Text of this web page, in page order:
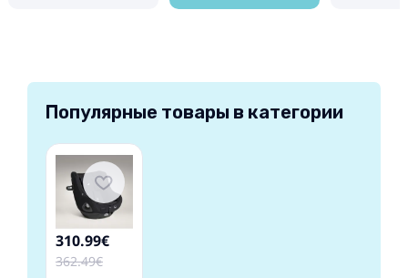
Популярные товары в категории
310.99€
362.49€